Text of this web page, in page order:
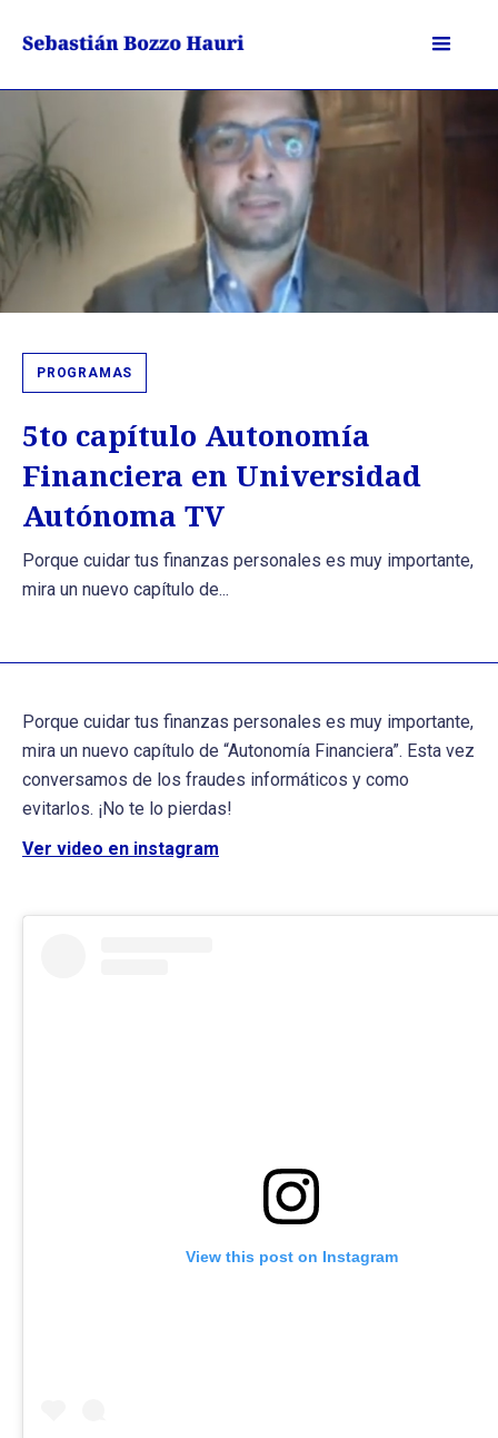
PROGRAMAS
5to capítulo Autonomía
Financiera en Universidad
Autónoma TV
Porque cuidar tus finanzas personales es muy importante,
mira un nuevo capítulo de...
Porque cuidar tus finanzas personales es muy importante,
mira un nuevo capítulo de “Autonomía Financiera”. Esta vez
conversamos de los fraudes informáticos y como
evitarlos. ¡No te lo pierdas!
Ver video en instagram
View this post on Instagram